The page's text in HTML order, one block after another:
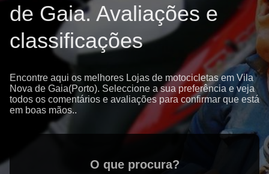
de Gaia. Avaliações e
classificações
Encontre aqui os melhores Lojas de motocicletas em Vila
Nova de Gaia(Porto). Seleccione a sua preferência e veja
todos os comentários e avaliações para confirmar que está
em boas mãos..
O que procura?